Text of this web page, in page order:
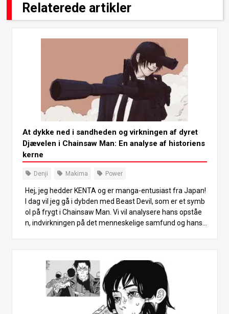
Relaterede artikler
At dykke ned i sandheden og virkningen af dyret
Djævelen i Chainsaw Man: En analyse af historiens
kerne
Denji Makima Power
Hej, jeg hedder KENTA og er manga-entusiast fra Japan!
I dag vil jeg gå i dybden med Beast Devil, som er et symb
ol på frygt i Chainsaw Man. Vi vil analysere hans opståe
n, indvirkningen på det menneskelige samfund og hans f
ende verden sammen! 1. Hvad er bæstet Djævelen? I hist
orien om Chainsaw Man er Beast Devil en afgørende kar
akter. Selv før han dukkede op, var hans eksistens frygte
t. Beast Devil er et magtfuldt væsen, som har forvoldt ka
tastrofal skade på menneskeheden, og hans navn nævn